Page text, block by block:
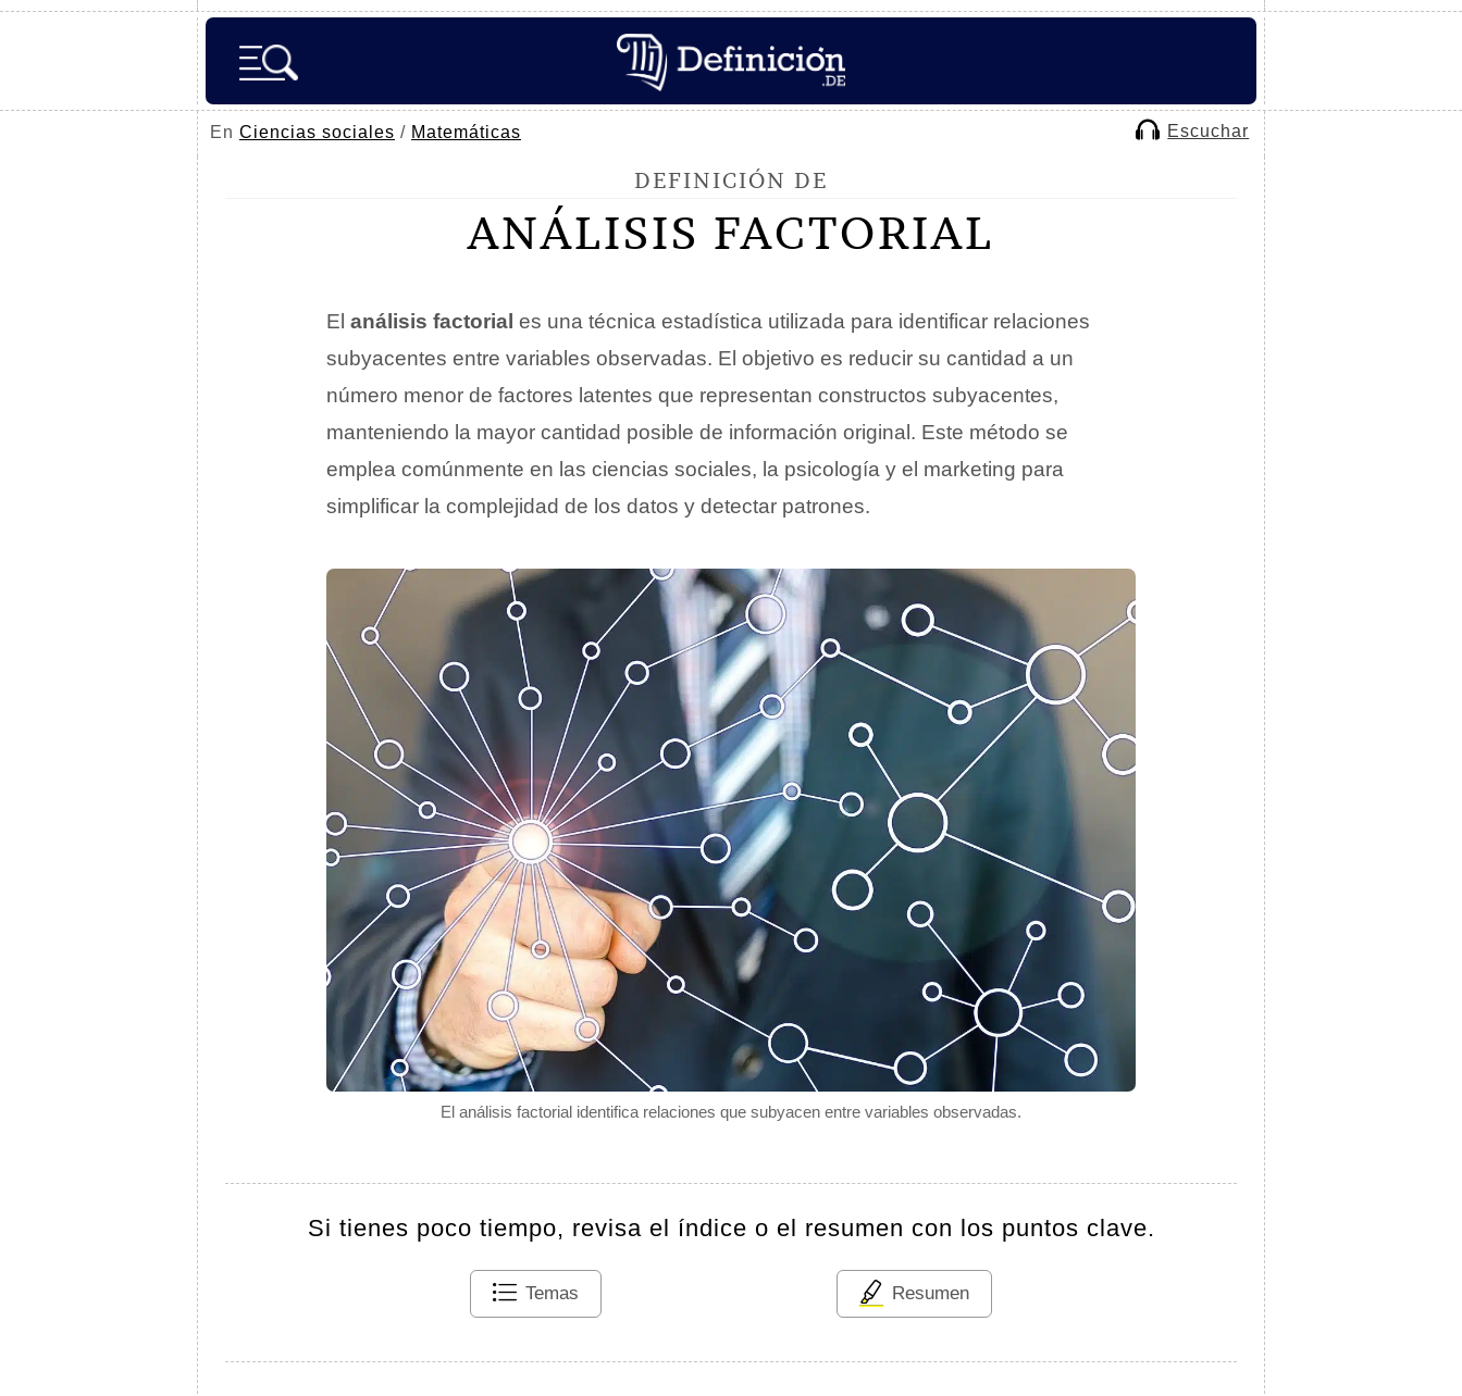
En Ciencias sociales / Matemáticas Escuchar
DEFINICIÓN DE
ANÁLISIS FACTORIAL
El análisis factorial identifica relaciones que subyacen entre variables observadas.
El análisis factorial es una técnica estadística utilizada para identificar relaciones
subyacentes entre variables observadas. El objetivo es reducir su cantidad a un
número menor de factores latentes que representan constructos subyacentes,
manteniendo la mayor cantidad posible de información original. Este método se
emplea comúnmente en las ciencias sociales, la psicología y el marketing para
simplificar la complejidad de los datos y detectar patrones.
Si tienes poco tiempo, revisa el índice o el resumen con los puntos clave.
Temas Resumen